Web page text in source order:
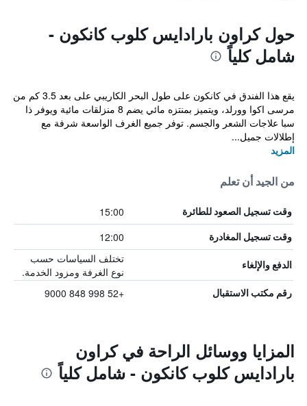
حول كراون بارادايس كلوب كانكون -
شامل كلياً
يقع هذا الفندق في كانكون على طول البحر الكاريبي على بعد 3.5 كم من
مرسى اكوا وورلد، ويتميز بمنتزه مائي يضم 8 منزلقات مائية ويوفر ذا
سبا علاجات الشعر والجسم. توفر جميع الغرف الواسعة شرفة مع
إطلالات جميل...
المزيد
من الجيد أن تعلم
وقت تسجيل الصعود للطائرة 15:00
وقت تسجيل المغادرة 12:00
الدفع والإلغاء
تختلف السياسات حسب
نوع الغرفة ومزود الخدمة.
رقم مكتب الاستقبال +52 998 848 9000
المزايا ووسائل الراحة في كراون
بارادايس كلوب كانكون - شامل كلياً